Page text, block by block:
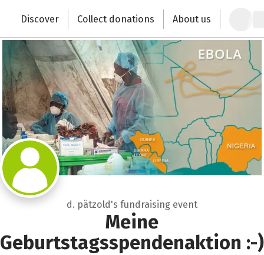
Change the world with your donation
Discover Collect donations About us
d. pätzold's fundraising event
Meine
Geburtstagsspendenaktion :-)